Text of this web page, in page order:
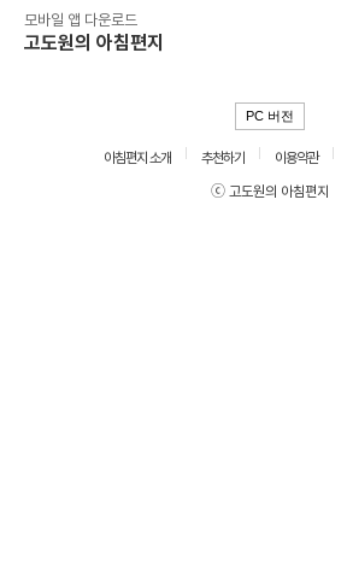
모바일 앱 다운로드
고도원의 아침편지
PC 버전
아침편지 소개 추천하기 이용약관
ⓒ 고도원의 아침편지